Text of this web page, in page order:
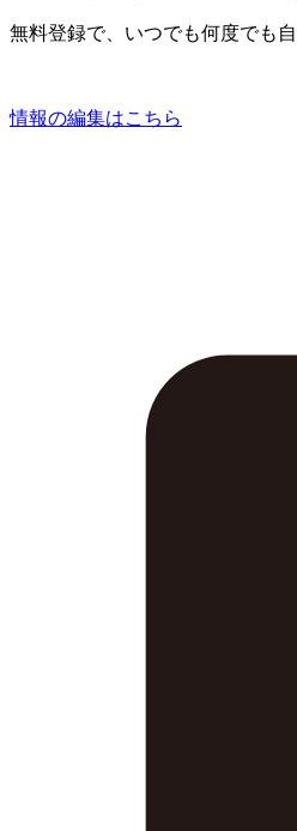
無料登録で、いつでも何度でも
情報の編集はこちら